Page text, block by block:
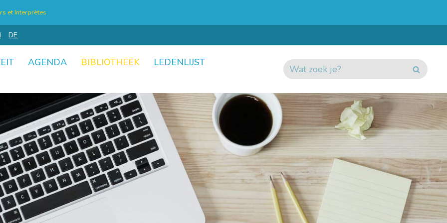
et Interprètes
DE
AGENDA BIBLIOTHEEK
LEDENLIJST